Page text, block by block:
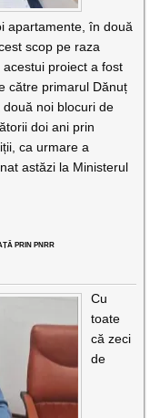
apartamente, în două
scop pe raza
proiect a fost
către primarul Dănuț
două noi blocuri de
doi ani prin
ca urmare a
astăzi la Ministerul
PRIN PNRR
Cu
toate
că zeci
de